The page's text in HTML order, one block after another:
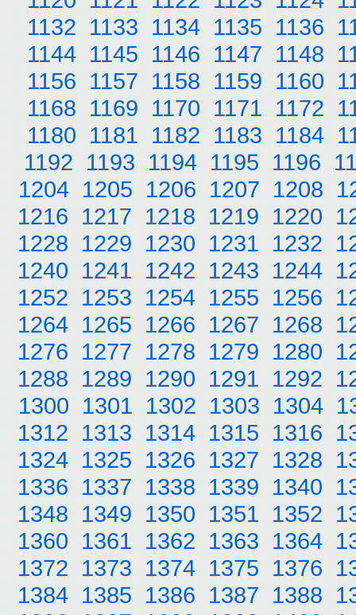
1132 1133 1134 1135 1136
1144 1145 1146 1147 1148
1156 1157 1158 1159 1160
1168 1169 1170 1171 1172
1180 1181 1182 1183 1184
1192 1193 1194 1195 1196
1204 1205 1206 1207 1208
1216 1217 1218 1219 1220
1228 1229 1230 1231 1232
1240 1241 1242 1243 1244
1252 1253 1254 1255 1256
1264 1265 1266 1267 1268
1276 1277 1278 1279 1280
1288 1289 1290 1291 1292
1300 1301 1302 1303 1304
1312 1313 1314 1315 1316
1324 1325 1326 1327 1328
1336 1337 1338 1339 1340
1348 1349 1350 1351 1352
1360 1361 1362 1363 1364
1372 1373 1374 1375 1376
1384 1385 1386 1387 1388